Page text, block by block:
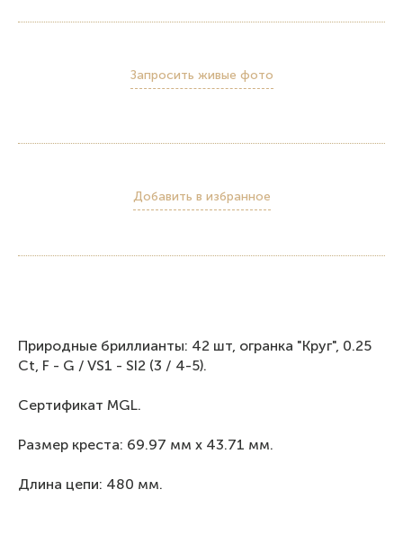
Запросить живые фото
Добавить в избранное
Природные бриллианты: 42 шт, огранка "Круг", 0.25
Ct, F - G / VS1 - SI2 (3 / 4-5).
Сертификат MGL.
Размер креста: 69.97 мм x 43.71 мм.
Длина цепи: 480 мм.